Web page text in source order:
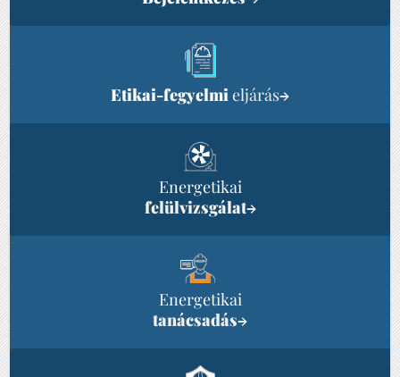
Etikai-fegyelmieljárás→
Energetikai
felülvizsgálat→
Energetikai
tanácsadás→